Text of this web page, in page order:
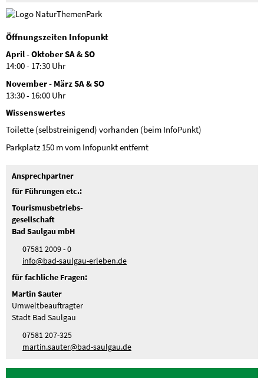
Öffnungszeiten Infopunkt
April - Oktober SA & SO
14:00 - 17:30 Uhr
November - März SA & SO
13:30 - 16:00 Uhr
Wissenswertes
Toilette (selbstreinigend) vorhanden (beim InfoPunkt)
Parkplatz 150 m vom Infopunkt entfernt
Ansprechpartner
für Führungen etc.:
Tourismusbetriebs-
gesellschaft
Bad Saulgau mbH
07581 2009 - 0
nf
b d-s lg - rl b n d
für fachliche Fragen:
Martin Sauter
Umweltbeauftragter
Stadt Bad Saulgau
07581 207-325
m rt n s t r b d-s lg d